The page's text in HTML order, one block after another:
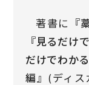
著書に 『
『見るだけ
だけでわか
編』 (ディス